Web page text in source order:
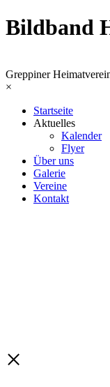
Bildband
Greppiner
×
Startseite
Aktuelles
Kalender
Flyer
Über uns
Galerie
Vereine
Kontakt
×